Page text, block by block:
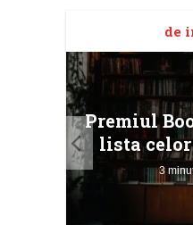
de
Premiul
lista celor
3